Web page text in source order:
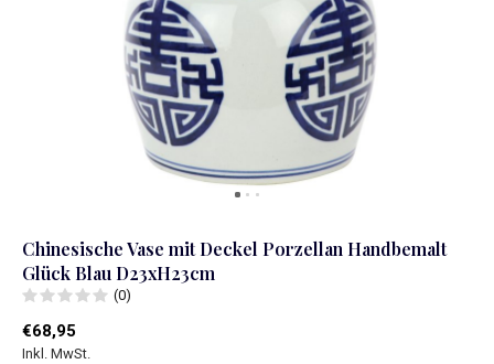
Chinesische Vase mit Deckel Porzellan Handbemalt
Glück Blau D23xH23cm
(0)
€68,95
Inkl. MwSt.